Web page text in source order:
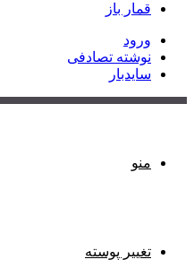
قمار باز
ورود
نوشته تصادفی
سایدبار
منو
تغییر پوسته